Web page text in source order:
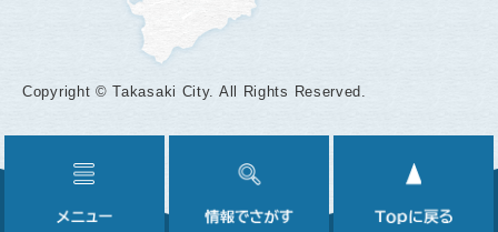
Copyright © Takasaki City. All Rights Reserved.